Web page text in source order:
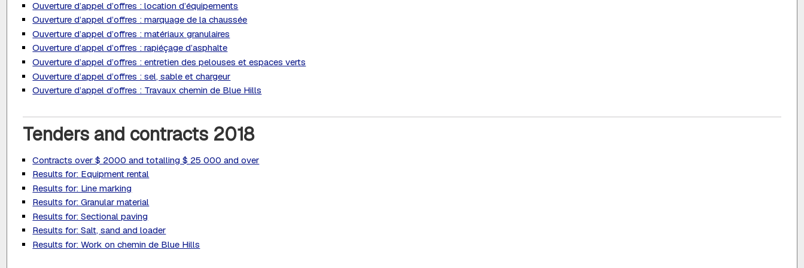
Ouverture d’appel d’offres : location d’équipements
Ouverture d’appel d’offres : marquage de la chaussée
Ouverture d’appel d’offres : matériaux granulaires
Ouverture d’appel d’offres : rapiéçage d’asphalte
Ouverture d’appel d’offres : entretien des pelouses et espaces verts
Ouverture d’appel d’offres : sel, sable et chargeur
Ouverture d’appel d’offres : Travaux chemin de Blue Hills
Tenders and contracts 2018
Contracts over $ 2000 and totalling $ 25 000 and over
Results for: Equipment rental
Results for: Line marking
Results for: Granular material
Results for: Sectional paving
Results for: Salt, sand and loader
Results for: Work on chemin de Blue Hills